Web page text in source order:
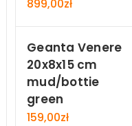
899,00zł
Geanta Venere
20x8x15 cm
mud/bottie
green
159,00zł